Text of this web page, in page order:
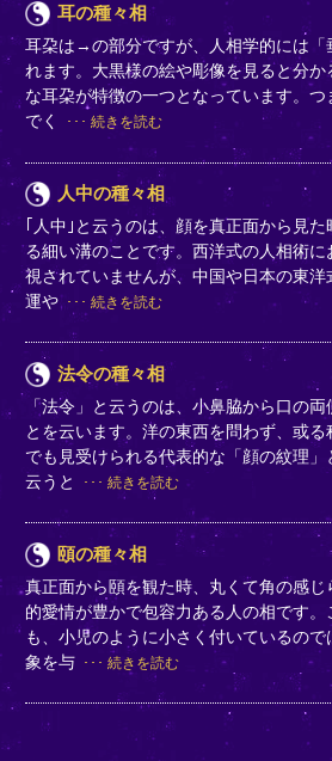
耳の種々相
耳朶は→の部分ですが、人相学的には「
れます。大黒様の絵や彫像を見ると分か
な耳朶が特徴の一つとなっています。
でく
続きを読む
人中の種々相
｢人中｣と云うのは、顔を真正面から見
る細い溝のことです。西洋式の人相術
視されていませんが、中国や日本の東
運や
続きを読む
法令の種々相
「法令」と云うのは、小鼻脇から口の
とを云います。洋の東西を問わず、或
でも見受けられる代表的な「顔の紋理」
云うと
続きを読む
頤の種々相
真正面から頤を観た時、丸くて角の感
的愛情が豊かで包容力ある人の相です
も、小児のように小さく付いているの
象を与
続きを読む